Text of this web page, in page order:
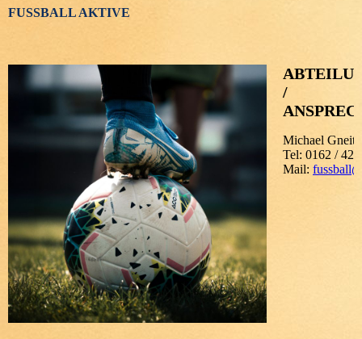
FUSSBALL AKTIVE
/
Michael
Tel: 0162 /
Mail: